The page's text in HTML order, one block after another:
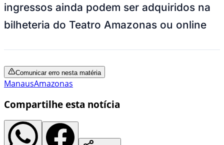
ingressos ainda podem ser adquiridos na
bilheteria do Teatro Amazonas ou online
Comunicar erro nesta matéria
ManausAmazonas
Compartilhe esta notícia